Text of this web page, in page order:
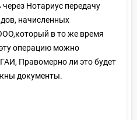
Нотариус передачу
начисленных
в то же время
операцию можно
Правомерно ли это будет
документы.